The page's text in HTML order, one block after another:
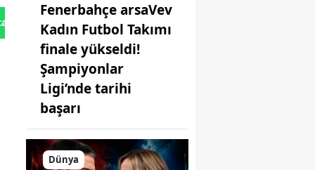
Gönder
Fenerbahçe arsaVev
Kadın Futbol Takımı
finale yükseldi!
Şampiyonlar
Ligi’nde tarihi
başarı
Dünya